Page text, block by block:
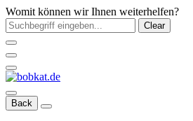
Womit können wir Ihnen weiterhelfen?
Clear
Back